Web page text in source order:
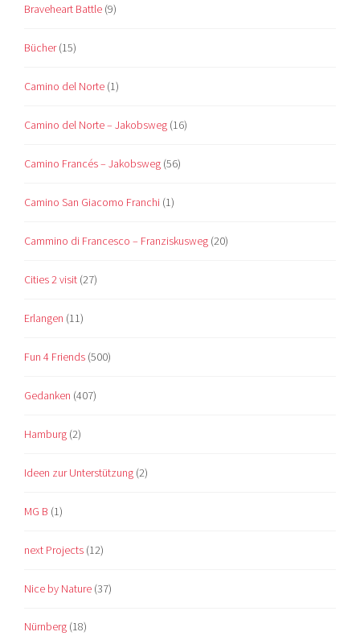
Braveheart Battle (9)
Bücher(15)
Camino del Norte (1)
Camino del Norte – Jakobsweg (16)
Camino Francés – Jakobsweg (56)
Camino San Giacomo Franchi (1)
Cammino di Francesco – Franziskusweg (20)
Cities 2 visit (27)
Erlangen (11)
Fun 4 Friends (500)
Gedanken (407)
Hamburg (2)
Ideen zur Unterstützung (2)
MG B (1)
next Projects (12)
Nice by Nature (37)
Nürnberg (18)